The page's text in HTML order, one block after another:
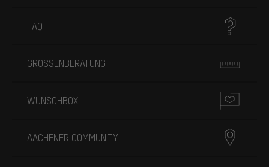
FAQ
GRÖSSENBERATUNG
WUNSCHBOX
AACHENER COMMUNITY